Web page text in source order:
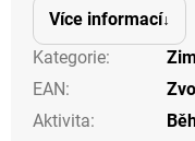
Více informací
Kategorie:
EAN:
Aktivita: